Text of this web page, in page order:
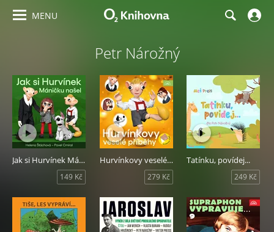
MENU
Petr Nárožný
Jak si Hurvínek Máničku našel
149 Kč
Hurvínkovy veselé příběhy
279 Kč
Tatínku, povídej...
249 Kč